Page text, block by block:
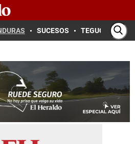
SUCESOS TEGUCIGALPA